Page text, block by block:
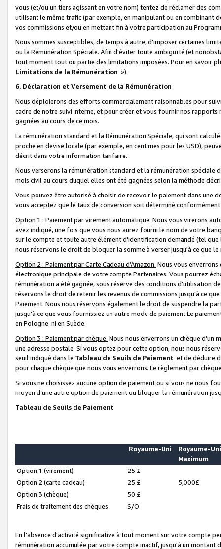
vous (et/ou un tiers agissant en votre nom) tentez de réclamer des
utilisant le même trafic (par exemple, en manipulant ou en combinant
vos commissions et/ou en mettant fin à votre participation au
Nous sommes susceptibles, de temps à autre, d'imposer certaines
ou la Rémunération Spéciale. Afin d'éviter toute ambiguïté (et
tout moment tout ou partie des limitations imposées. Pour en savoir
Limitations de la Rémunération »).
6. Déclaration et Versement de la Rémunération
Nous déploierons des efforts commercialement raisonnables pour
cadre de notre suivi interne, et pour créer et vous fournir nos
gagnées au cours de ce mois.
La rémunération standard et la Rémunération Spéciale, qui sont
proche en devise locale (par exemple, en centimes pour les USD),
décrit dans votre information tarifaire.
Nous verserons la rémunération standard et la rémunération spéciale
mois civil au cours duquel elles ont été gagnées selon la méthode
Vous pouvez être autorisé à choisir de recevoir le paiement dans une
vous acceptez que le taux de conversion soit déterminé
Option 1 : Paiement par virement automatique. Nous vous virerons
avez indiqué, une fois que vous nous aurez fourni le nom de votre
sur le compte et toute autre élément d'identification demandé (tel que
nous réservons le droit de bloquer la somme à verser jusqu'à ce que
Option 2 : Paiement par Carte Cadeau d’Amazon. Nous vous
électronique principale de votre compte Partenaires. Vous pourrez
rémunération a été gagnée, sous réserve des conditions d'utilisation
réservons le droit de retenir les revenus de commissions jusqu'à ce
Paiement. Nous nous réservons également le droit de suspendre la
jusqu'à ce que vous fournissiez un autre mode de paiement.Le
en Pologne ni en Suède.
Option 3 : Paiement par chèque. Nous nous enverrons un chèque d'un
une adresse postale. Si vous optez pour cette option, nous nous
seuil indiqué dans le Tableau de Seuils de Paiement et de déduire
pour chaque chèque que nous vous enverrons. Le règlement par
Si vous ne choisissez aucune option de paiement ou si vous ne nous
moyen d’une autre option de paiement ou bloquer la rémunération
Tableau de Seuils de Paiement
Royaume-Uni
Royaume-Uni
Maximum
Option 1 (virement)
25 £
Option 2 (carte cadeau)
25 £
5,000£
Option 3 (chèque)
50 £
Frais de traitement des chèques
S/O
En l'absence d'activité significative à tout moment sur votre compte
rémunération accumulée par votre compte inactif, jusqu'à un montant